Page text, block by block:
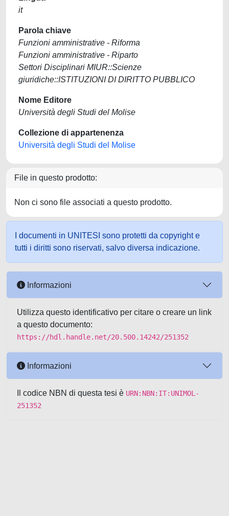
it
Parola chiave
Funzioni amministrative - Riforma
Funzioni amministrative - Riparto
Settori Disciplinari MIUR::Scienze
giuridiche::ISTITUZIONI DI DIRITTO PUBBLICO
Nome Editore
Università degli Studi del Molise
Collezione di appartenenza
Università degli Studi del Molise
File in questo prodotto:
Non ci sono file associati a questo prodotto.
I documenti in UNITESI sono protetti da copyright e
tutti i diritti sono riservati, salvo diversa indicazione.
Informazioni
Utilizza questo identificativo per citare o creare un link
a questo documento:
https://hdl.handle.net/20.500.14242/251352
Informazioni
Il codice NBN di questa tesi è URN:NBN:IT:UNIMOL-
251352